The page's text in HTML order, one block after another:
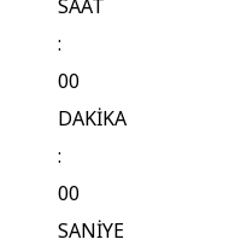
:
00
DAKİKA
:
00
SANİYE